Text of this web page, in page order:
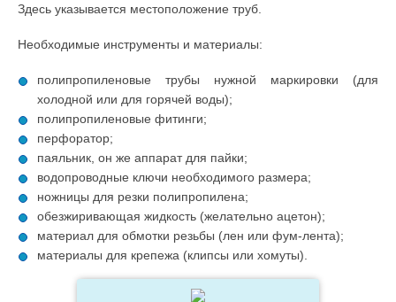
Здесь указывается местоположение труб.
Необходимые инструменты и материалы:
полипропиленовые трубы нужной маркировки (для
холодной или для горячей воды);
полипропиленовые фитинги;
перфоратор;
паяльник, он же аппарат для пайки;
водопроводные ключи необходимого размера;
ножницы для резки полипропилена;
обезжиривающая жидкость (желательно ацетон);
материал для обмотки резьбы (лен или фум-лента);
материалы для крепежа (клипсы или хомуты).